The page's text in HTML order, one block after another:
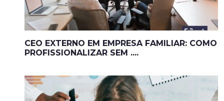
CEO EXTERNO EM EMPRESA FAMILIAR: COMO
PROFISSIONALIZAR SEM ....